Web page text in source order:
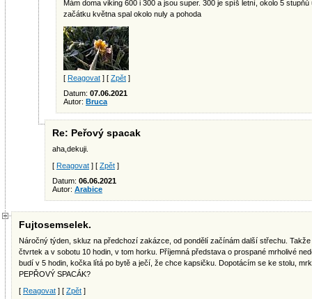
Mám doma viking 600 i 300 a jsou super. 300 je spíš letní, okolo 5
začátku května spal okolo nuly a pohoda
[ Reagovat ] [ Zpět ]
Datum: 07.06.2021
Autor: Bruca
Re: Peřový spacak
aha,dekuji.
[ Reagovat ] [ Zpět ]
Datum: 06.06.2021
Autor: Arabice
Fujtosemselek.
Náročný týden, skluz na předchozí zakázce, od pondělí začínám další střechu.
čtvrtek a v sobotu 10 hodin, v tom horku. Příjemná představa o prospané mrholivé
budí v 5 hodin, kočka lítá po bytě a ječí, že chce kapsičku. Dopotácím se ke stolu,
PEPŘOVÝ SPACÁK?
[ Reagovat ] [ Zpět ]